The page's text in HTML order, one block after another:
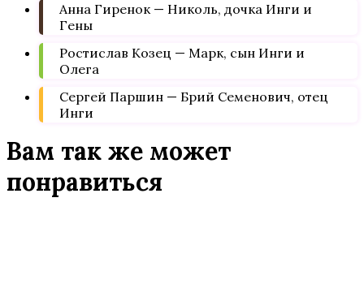
Анна Гиренок — Николь, дочка Инги и
Гены
Ростислав Козец — Марк, сын Инги и
Олега
Сергей Паршин — Брий Семенович, отец
Инги
Вам так же может
понравиться